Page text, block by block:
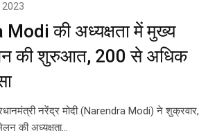
2023
की अध्यक्षता में मुख्य
की शुरुआत, 200 से अधिक
नरेंद्र मोदी (Narendra Modi) ने शुक्रवार,
की अध्यक्षता…